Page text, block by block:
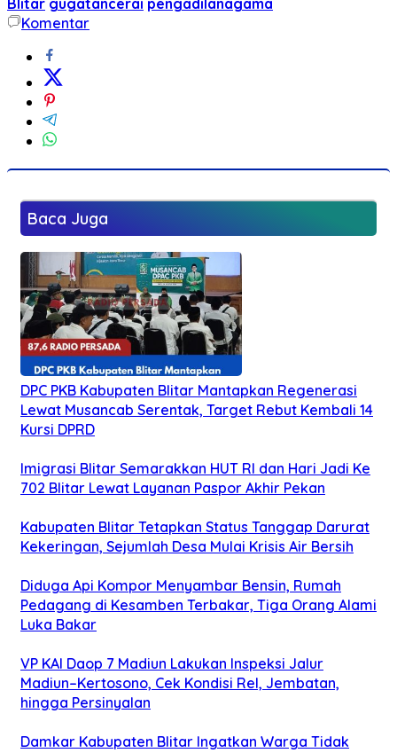
Komentar
Baca Juga
DPC PKB Kabupaten Blitar Mantapkan Regenerasi
Lewat Musancab Serentak, Target Rebut Kembali 14
Kursi DPRD
Imigrasi Blitar Semarakkan HUT RI dan Hari Jadi Ke
702 Blitar Lewat Layanan Paspor Akhir Pekan
Kabupaten Blitar Tetapkan Status Tanggap Darurat
Kekeringan, Sejumlah Desa Mulai Krisis Air Bersih
Diduga Api Kompor Menyambar Bensin, Rumah
Pedagang di Kesamben Terbakar, Tiga Orang Alami
Luka Bakar
VP KAI Daop 7 Madiun Lakukan Inspeksi Jalur
Madiun–Kertosono, Cek Kondisi Rel, Jembatan,
hingga Persinyalan
Damkar Kabupaten Blitar Ingatkan Warga Tidak